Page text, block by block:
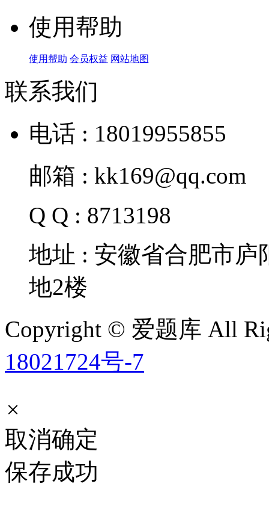
使用帮助
使用帮助 会员权益 网站地图
联系我们
电话 : 18019955855
邮箱 : kk169@qq.com
Q Q : 8713198
地址 : 安徽省合肥市
地2楼
Copyright © 爱题库 All
18021724号-7
×
取消确定
保存成功